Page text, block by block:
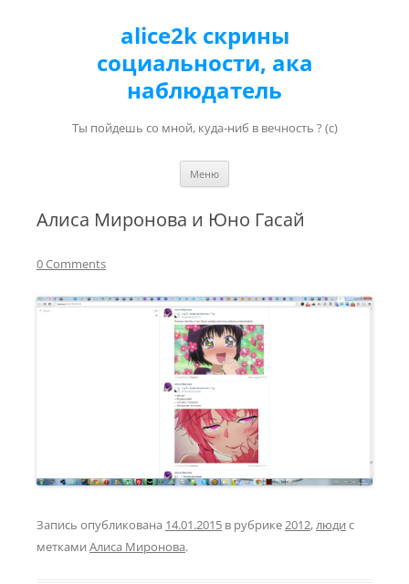
alice2k скрины
социальности, ака
наблюдатель
Ты пойдешь со мной, куда-ниб в вечность ? (с)
Меню
Алиса Миронова и Юно Гасай
0 Comments
Запись опубликована 14.01.2015 в рубрике2012,люди с
метками Алиса Миронова.